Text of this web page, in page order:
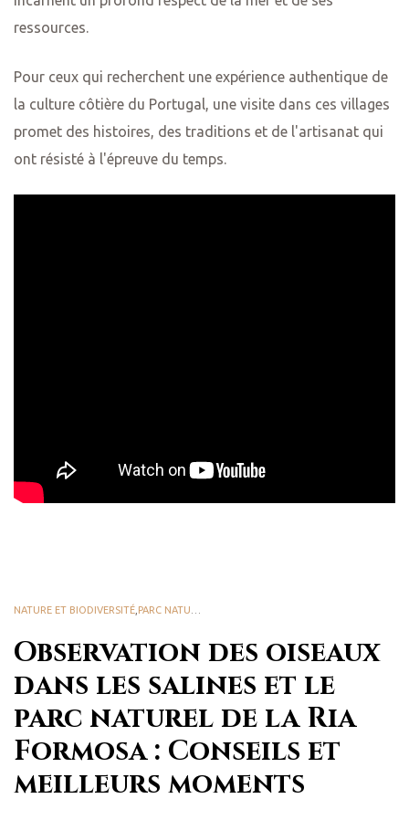
ressources.
Pour ceux qui recherchent une expérience authentique de
la culture côtière du Portugal, une visite dans ces villages
promet des histoires, des traditions et de l'artisanat qui
ont résisté à l'épreuve du temps.
Observation des oiseaux
dans les salines et le
parc naturel de la Ria
Formosa : Conseils et
meilleurs moments
NATURE ET BIODIVERSITÉ PARC NATUREL DE LA RIA FORMOSA